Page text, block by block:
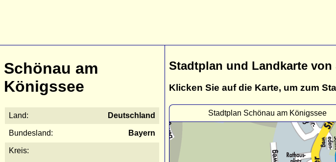
Schönau am
Königssee
Land: Deutschland
Bundesland: Bayern
Kreis:
Stadtplan und Landkarte
Klicken Sie auf die Karte, um zum
Stadtplan Schönau am Königssee